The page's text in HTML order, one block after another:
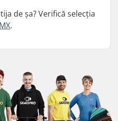
de șa? Verifică selecția
.